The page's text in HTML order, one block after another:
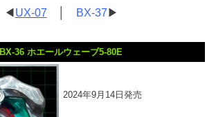
◀ UX-07 BX-37 ▶
BX-36 ホエールウェーブ5-80E
2024年9月14日発売